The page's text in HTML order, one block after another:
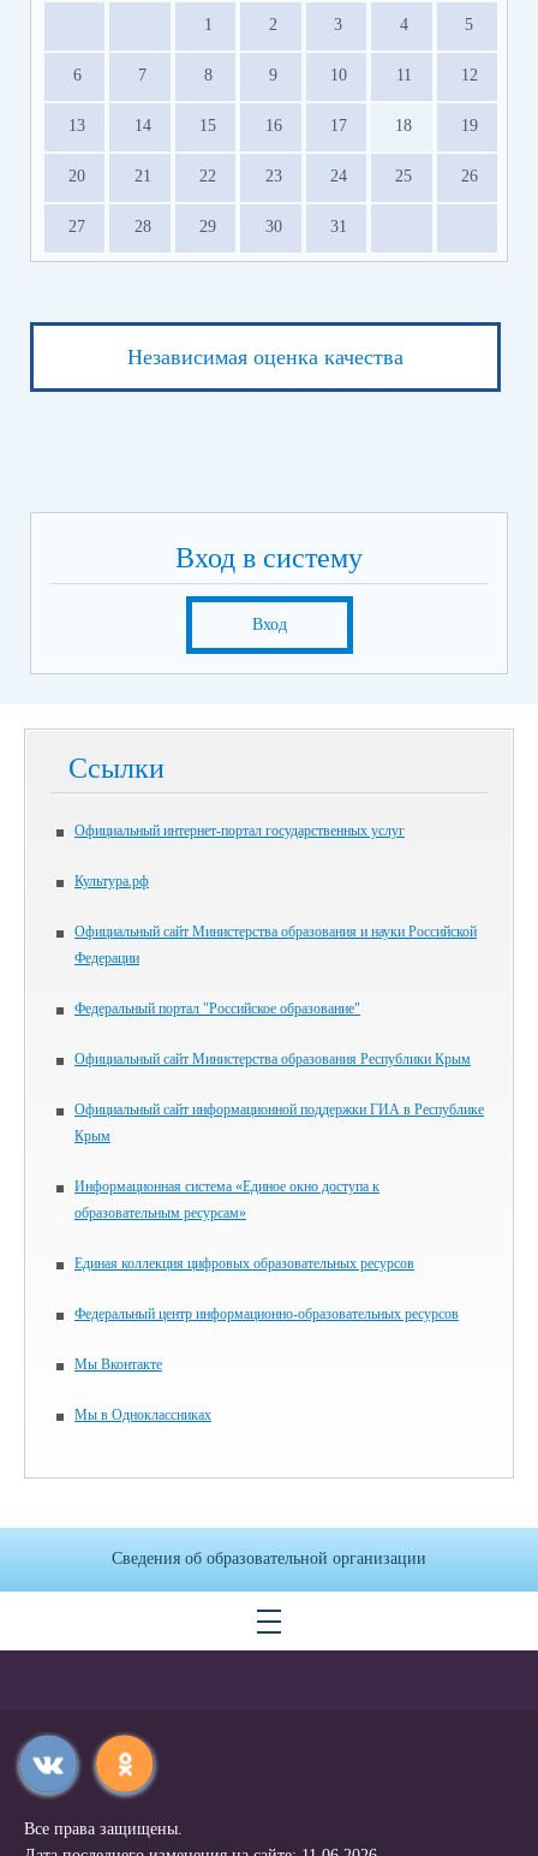
1 2 3 4 5
6 7 8 9 10 11 12
13 14 15 16 17 18 19
20 21 22 23 24 25 26
27 28 29 30 31
Независимая оценка качества
Вход в систему
Вход
Ссылки
Официальный интернет-портал государственных услуг
Культура.рф
Официальный сайт Министерства образования и науки Российской
Федерации
Федеральный портал "Российское образование"
Официальный сайт Министерства образования Республики Крым
Официальный сайт информационной поддержки ГИА в Республике
Крым
Информационная система «Единое окно доступа к
образовательным ресурсам»
Единая коллекция цифровых образовательных ресурсов
Федеральный центр информационно-образовательных ресурсов
Мы Вконтакте
Мы в Одноклассниках
Сведения об образовательной организации
Все права защищены.